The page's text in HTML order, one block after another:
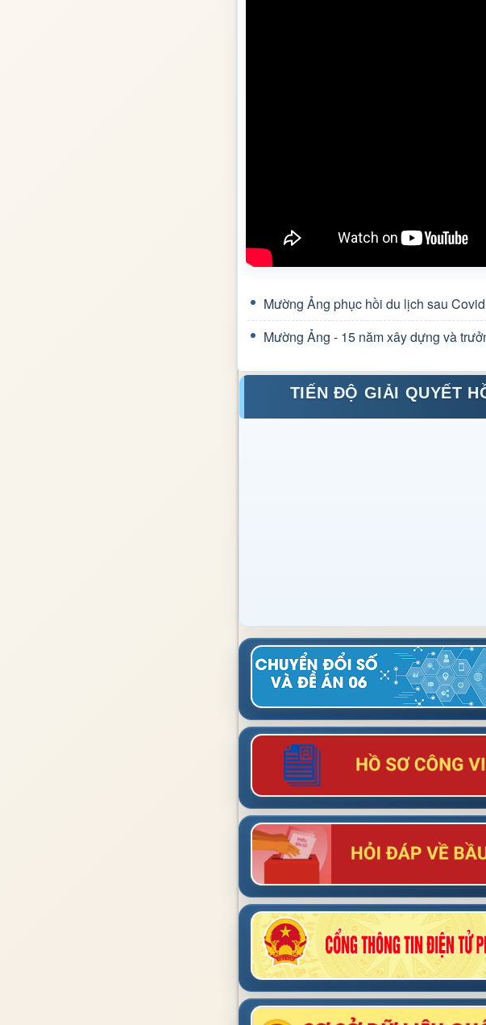
Mường Ảng phục hồi du lịch sau
Mường Ảng - 15 năm xây dựng và
TIẾN ĐỘ GIẢI QUYẾT